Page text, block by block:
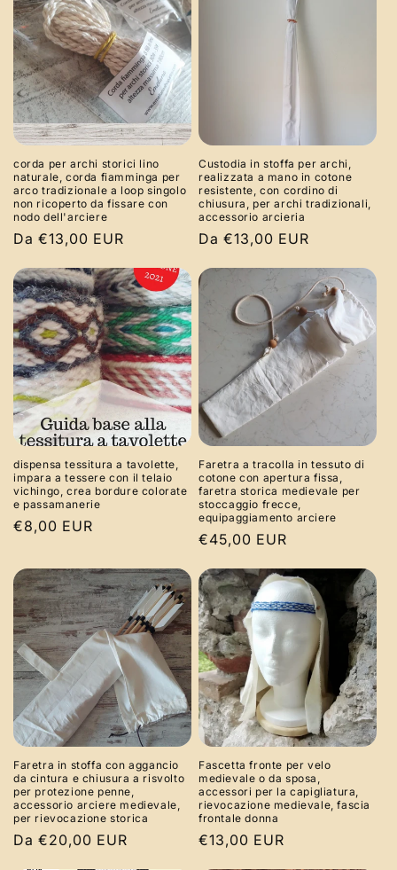
corda per archi storici lino
naturale, corda fiamminga per
arco tradizionale a loop singolo
non ricoperto da fissare con
nodo dell'arciere
Prezzo
listino
Da €13,00 EUR
Custodia in stoffa per archi,
realizzata a mano in cotone
resistente, con cordino di
chiusura, per archi tradizionali,
accessorio arcieria
Prezzo
listino
Da €13,00 EUR
dispensa tessitura a tavolette,
impara a tessere con il telaio
vichingo, crea bordure colorate
e passamanerie
Prezzo
listino
€8,00 EUR
Faretra a tracolla in tessuto di
cotone con apertura fissa,
faretra storica medievale per
stoccaggio frecce,
equipaggiamento arciere
Prezzo
listino
€45,00 EUR
Faretra in stoffa con aggancio
da cintura e chiusura a risvolto
per protezione penne,
accessorio arciere medievale,
per rievocazione storica
Prezzo
Da €20,00 EUR
Fascetta fronte per velo
medievale o da sposa,
accessori per la capigliatura,
rievocazione medievale, fascia
frontale donna
Prezzo
€13,00 EUR